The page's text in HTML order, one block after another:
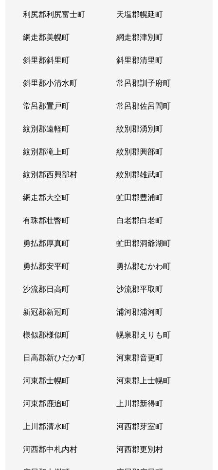
利尻郡利尻富士町 天塩郡幌延町
網走郡美幌町 網走郡津別町
斜里郡斜里町 斜里郡清里町
斜里郡小清水町 常呂郡訓子府町
常呂郡置戸町 常呂郡佐呂間町
紋別郡遠軽町 紋別郡湧別町
紋別郡滝上町 紋別郡興部町
紋別郡西興部村 紋別郡雄武町
網走郡大空町 虻田郡豊浦町
有珠郡壮瞥町 白老郡白老町
勇払郡厚真町 虻田郡洞爺湖町
勇払郡安平町 勇払郡むかわ町
沙流郡日高町 沙流郡平取町
新冠郡新冠町 浦河郡浦河町
様似郡様似町 幌泉郡えりも町
日高郡新ひだか町 河東郡音更町
河東郡士幌町 河東郡上士幌町
河東郡鹿追町 上川郡新得町
上川郡清水町 河西郡芽室町
河西郡中札内村 河西郡更別村